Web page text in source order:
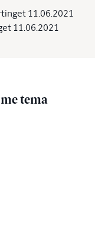
11.06.2021
11.06.2021
tema